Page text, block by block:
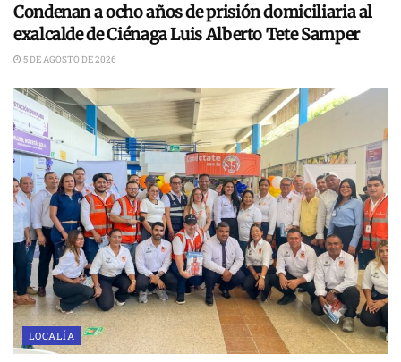
Condenan a ocho años de prisión domiciliaria al
exalcalde de Ciénaga Luis Alberto Tete Samper
5 DE AGOSTO DE 2026
LOCALÍA